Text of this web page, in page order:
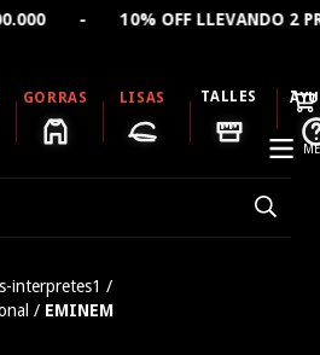
OFF LLEVANDO 2
GORRAS LISAS TALLES
interpretes1 /
/ EMINEM